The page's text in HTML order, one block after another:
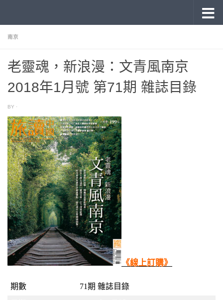
南京
老靈魂，新浪漫：文青風南京
2018年1月號 第71期 雜誌目錄
BY ·
《線上訂購》
期數 71期 雜誌目錄